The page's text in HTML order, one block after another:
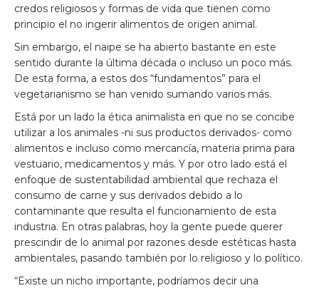
credos religiosos y formas de vida que tienen como
principio el no ingerir alimentos de origen animal.
Sin embargo, el naipe se ha abierto bastante en este
sentido durante la última década o incluso un poco más.
De esta forma, a estos dos “fundamentos” para el
vegetarianismo se han venido sumando varios más.
Está por un lado la ética animalista en que no se concibe
utilizar a los animales -ni sus productos derivados- como
alimentos e incluso como mercancía, materia prima para
vestuario, medicamentos y más. Y por otro lado está el
enfoque de sustentabilidad ambiental que rechaza el
consumo de carne y sus derivados debido a lo
contaminante que resulta el funcionamiento de esta
industria. En otras palabras, hoy la gente puede querer
prescindir de lo animal por razones desde estéticas hasta
ambientales, pasando también por lo religioso y lo político.
“Existe un nicho importante, podríamos decir una